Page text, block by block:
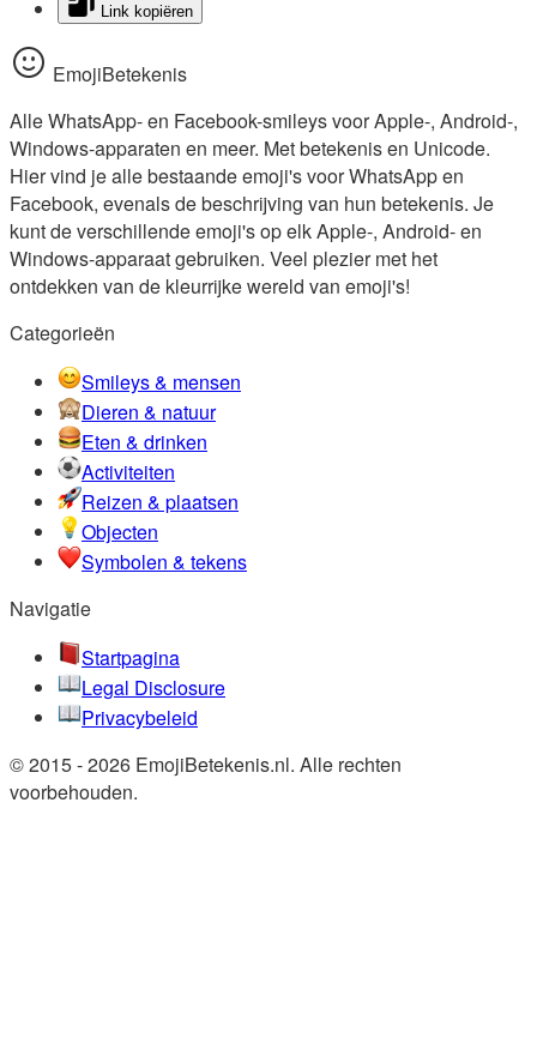
Link kopiëren
EmojiBetekenis
Alle WhatsApp- en Facebook-smileys voor Apple-, Android-,
Windows-apparaten en meer. Met betekenis en Unicode.
Hier vind je alle bestaande emoji's voor WhatsApp en
Facebook, evenals de beschrijving van hun betekenis. Je
kunt de verschillende emoji's op elk Apple-, Android- en
Windows-apparaat gebruiken. Veel plezier met het
ontdekken van de kleurrijke wereld van emoji's!
Categorieën
Smileys & mensen
Dieren & natuur
Eten & drinken
Activiteiten
Reizen & plaatsen
Objecten
Symbolen & tekens
Navigatie
Startpagina
Legal Disclosure
Privacybeleid
© 2015 - 2026 EmojiBetekenis.nl. Alle rechten
voorbehouden.